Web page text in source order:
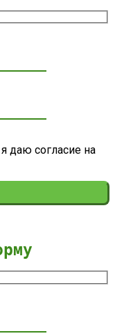
даю согласие на